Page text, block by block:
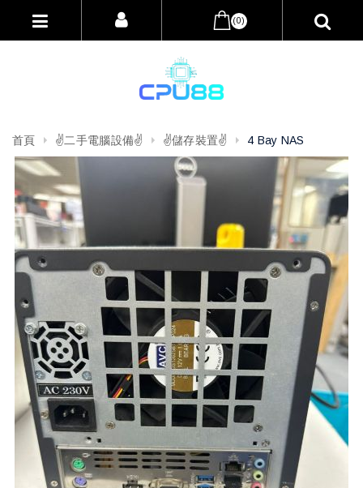
(0)
首頁 ✌️二手電腦設備✌️ ✌️儲存裝置✌️ 4 Bay NAS